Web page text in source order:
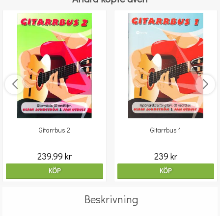
Gitarrbus 2
239.99 kr
KÖP
Gitarrbus 1
239 kr
KÖP
Beskrivning